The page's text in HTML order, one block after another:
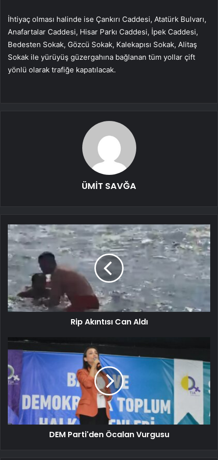
İhtiyaç olması halinde ise Çankırı Caddesi, Atatürk Bulvarı,
Anafartalar Caddesi, Hisar Parkı Caddesi, İpek Caddesi,
Bedesten Sokak, Gözcü Sokak, Kalekapısı Sokak, Alitaş
Sokak ile yürüyüş güzergahına bağlanan tüm yollar çift
yönlü olarak trafiğe kapatılacak.
ÜMİT SAVĞA
Rip Akıntısı Can Aldı
DEM Parti'den Öcalan Vurgusu